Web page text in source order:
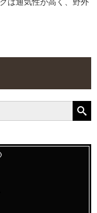
は通気性が高く、野外